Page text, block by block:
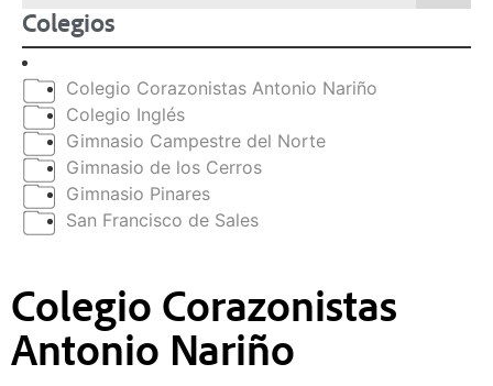
Colegios
Colegio Corazonistas Antonio Nariño
Colegio Inglés
Gimnasio Campestre del Norte
Gimnasio de los Cerros
Gimnasio Pinares
San Francisco de Sales
Colegio Corazonistas
Antonio Nariño